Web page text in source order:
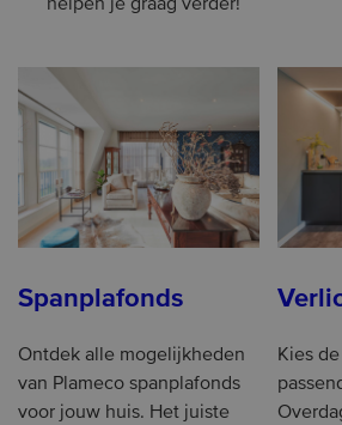
helpen je graag verder!
Spanplafonds
Ontdek alle mogelijkheden
van Plameco spanplafonds
voor jouw huis. Het juiste
Kies